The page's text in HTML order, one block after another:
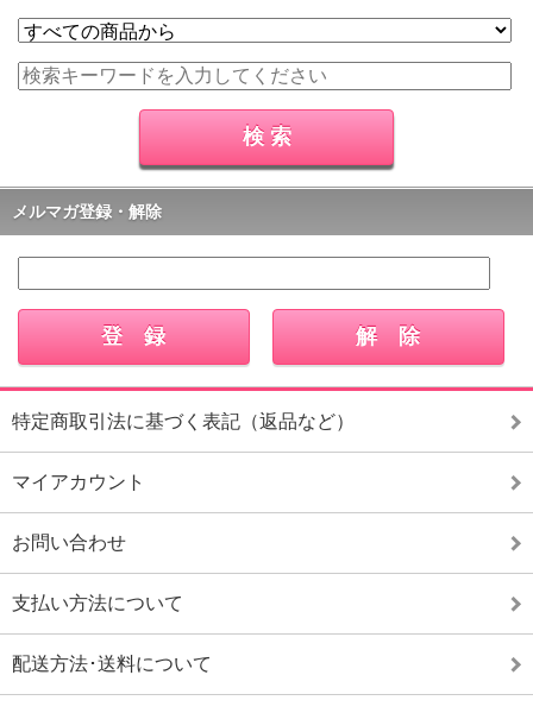
メルマガ登録・解除
特定商取引法に基づく表記（返品など）
マイアカウント
お問い合わせ
支払い方法について
配送方法･送料について